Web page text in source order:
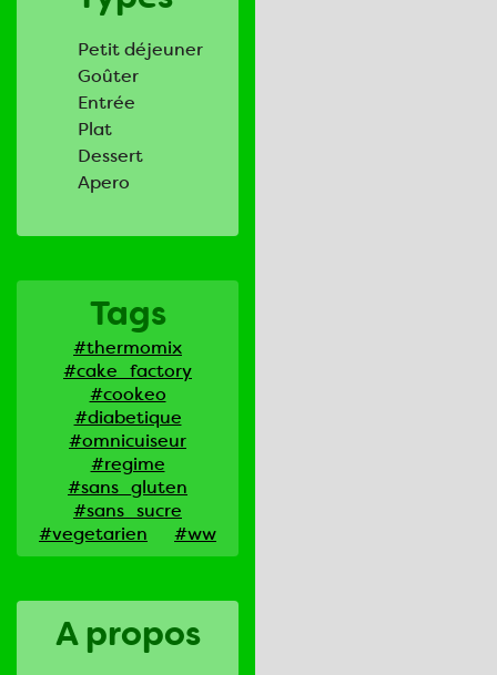
Petit déjeuner
Goûter
Entrée
Plat
Dessert
Apero
Tags
#thermomix
#cake_factory
#cookeo
#diabetique
#omnicuiseur
#regime
#sans_gluten
#sans_sucre
#vegetarien
#ww
A propos